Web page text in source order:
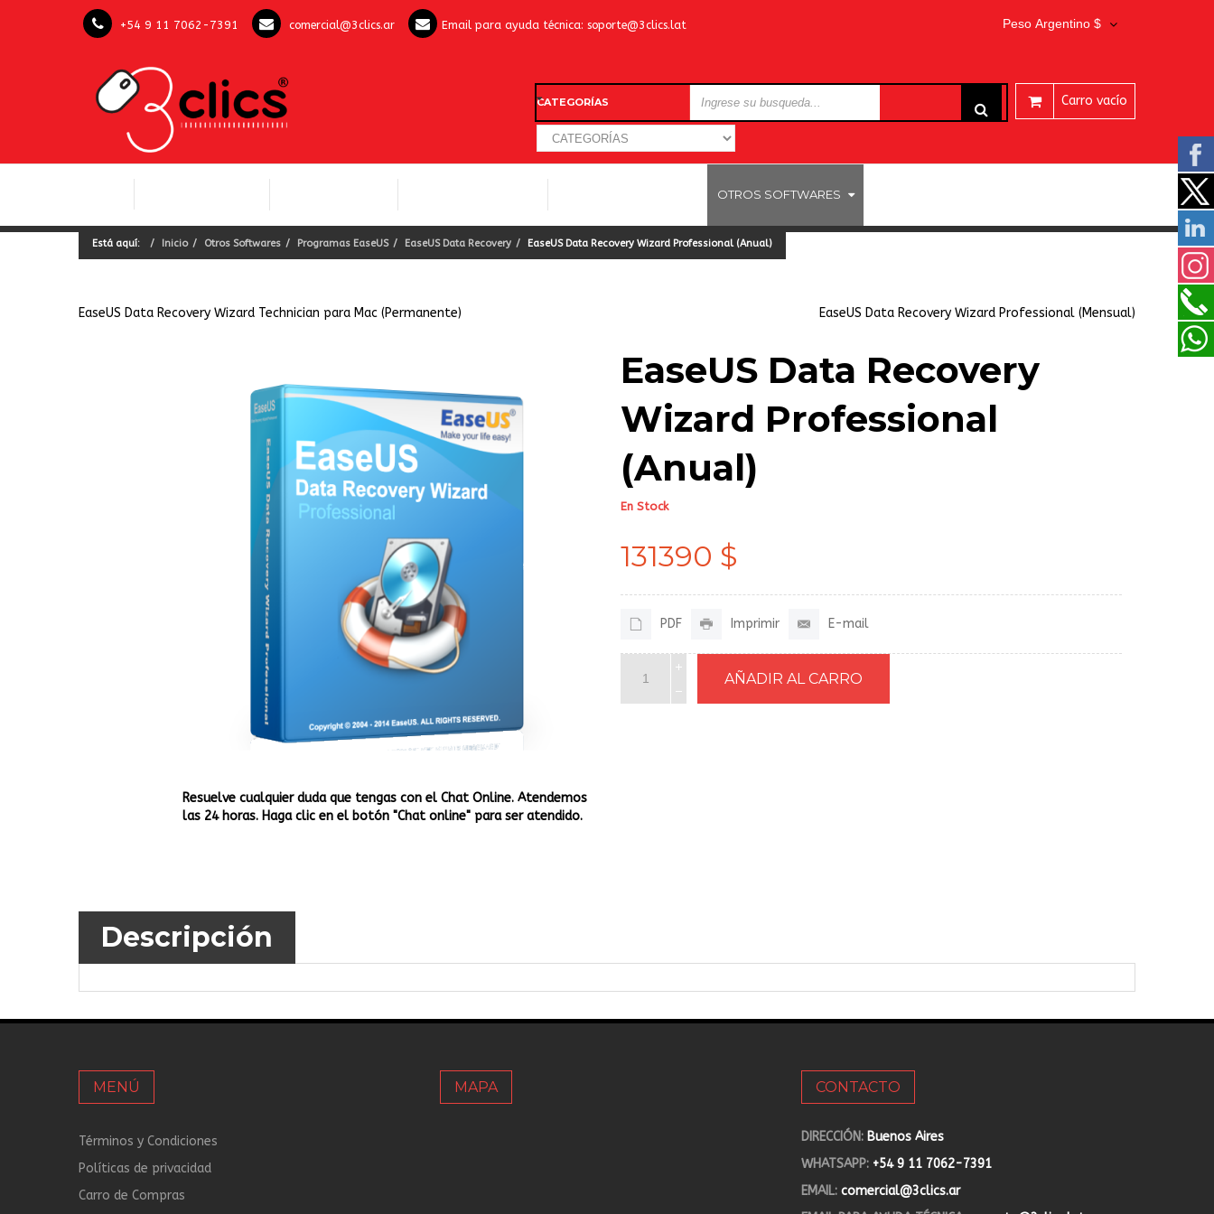
+54 9 11 7062-7391 comercial@3clics.ar Email para ayuda técnica: soporte@3clics.lat Peso Argentino $
Carro vacío
CATEGORÍAS
OTROS SOFTWARES
Está aquí: Inicio Otros Softwares Programas EaseUS EaseUS Data Recovery EaseUS Data Recovery Wizard Professional (Anual)
EaseUS Data Recovery Wizard Technician para Mac (Permanente) EaseUS Data Recovery Wizard Professional (Mensual)
Resuelve cualquier duda que tengas con el Chat Online. Atendemos
las 24 horas. Haga clic en el botón "Chat online" para ser atendido.
EaseUS Data Recovery
Wizard Professional
(Anual)
En Stock
131390 $
PDF Imprimir E-mail
Descripción
MENÚ
Términos y Condiciones
Políticas de privacidad
Carro de Compras
MAPA CONTACTO
DIRECCIÓN: Buenos Aires
WHATSAPP: +54 9 11 7062-7391
EMAIL: comercial@3clics.ar